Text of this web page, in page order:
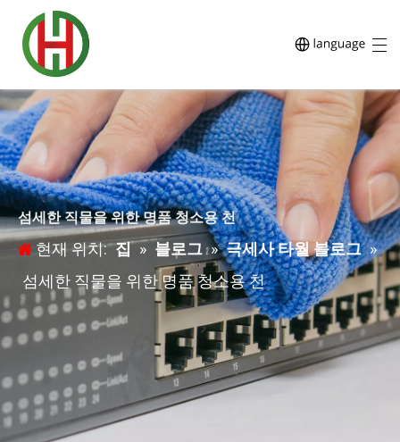
섬세한 직물을 위한 명품 청소용 천
현재 위치: 집 » 블로그 » 극세사 타월 블로그 »
섬세한 직물을 위한 명품 청소용 천